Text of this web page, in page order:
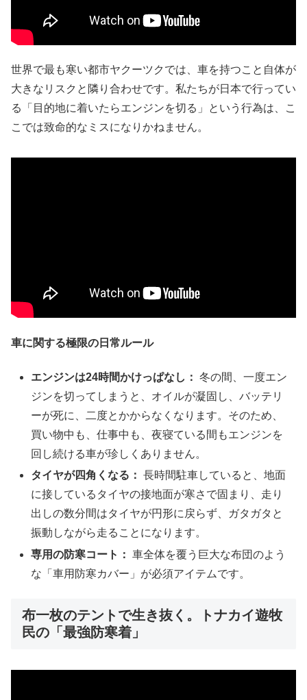
世界で最も寒い都市ヤクーツクでは、車を持つこと自体が
大きなリスクと隣り合わせです。私たちが日本で行ってい
る「目的地に着いたらエンジンを切る」という行為は、こ
こでは致命的なミスになりかねません。
車に関する極限の日常ルール
エンジンは24時間かけっぱなし： 冬の間、一度エン
ジンを切ってしまうと、オイルが凝固し、バッテリ
ーが死に、二度とかからなくなります。そのため、
買い物中も、仕事中も、夜寝ている間もエンジンを
回し続ける車が珍しくありません。
タイヤが四角くなる： 長時間駐車していると、地面
に接しているタイヤの接地面が寒さで固まり、走り
出しの数分間はタイヤが円形に戻らず、ガタガタと
振動しながら走ることになります。
専用の防寒コート： 車全体を覆う巨大な布団のよう
な「車用防寒カバー」が必須アイテムです。
布一枚のテントで生き抜く。トナカイ遊牧
民の「最強防寒着」